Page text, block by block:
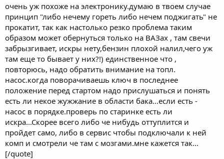
очень уж похоже на электронику.думаю в твоем случае
принцип "либо нечему гореть либо нечем поджигать" не
прокатит, так как настолько резко проблема таким
образом может обернуться только на ВАЗах , там свечи
забрызгивает, искры нету,бензин плохой налил,чего уж
там еще то бывает у них?!) единственное что ,
повторюсь, надо обратить внимание на топл.
насос.когда поворачиваешь ключ в последнее
положение перед стартом надо прислушаться и понять
есть ли некое жужжание в области бака...если есть -
насос в порядке.проверь по старинке есть ли
искра...Скорее всего либо че нибудь оттуплится и
пройдет само, либо в сервис чтобы подключали к ней
комп и смотрели че там с мозгами.мне кажется так...
[/quote]